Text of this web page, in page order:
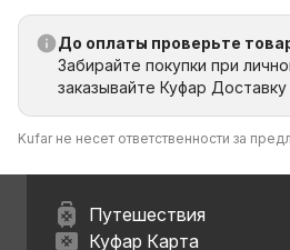
До оплаты проверьте
Забирайте покупки при
заказывайте Куфар
Kufar не несет ответственности за
Путешествия
Куфар Карта